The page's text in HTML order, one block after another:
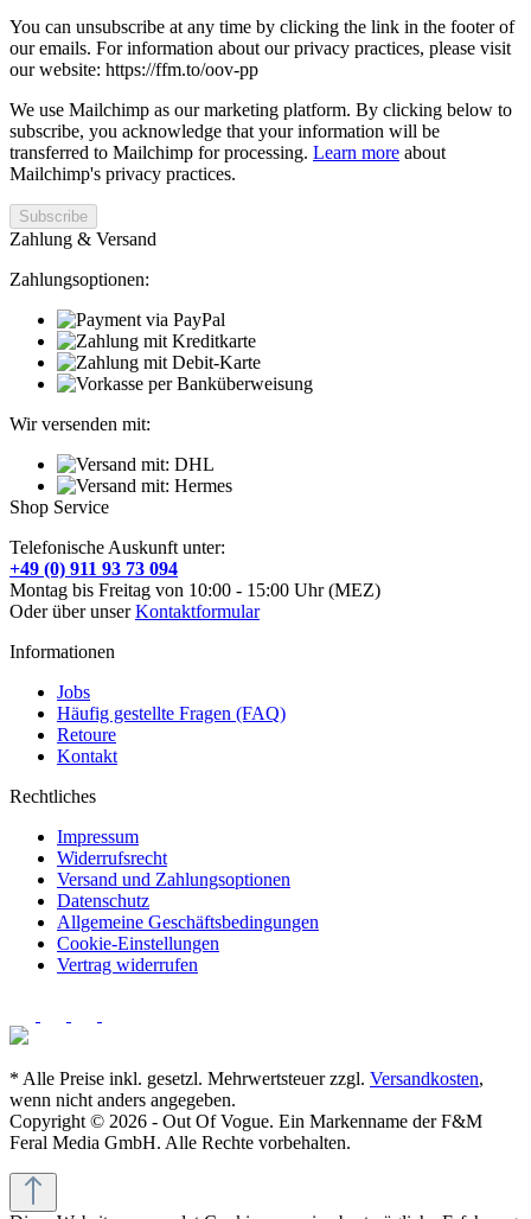
You can unsubscribe at any time by clicking the link in the footer of
our emails. For information about our privacy practices, please visit
our website: https://ffm.to/oov-pp
We use Mailchimp as our marketing platform. By clicking below to
subscribe, you acknowledge that your information will be
transferred to Mailchimp for processing. Learn more about
Mailchimp's privacy practices.
Zahlung & Versand
Zahlungsoptionen:
Wir versenden mit:
Shop Service
Telefonische Auskunft unter:
+49 (0) 911 93 73 094
Montag bis Freitag von 10:00 - 15:00 Uhr (MEZ)
Oder über unserKontaktformular
Informationen
Jobs
Häufig gestellte Fragen (FAQ)
Retoure
Kontakt
Rechtliches
Impressum
Widerrufsrecht
Versand und Zahlungsoptionen
Datenschutz
Allgemeine Geschäftsbedingungen
Cookie-Einstellungen
Vertrag widerrufen
* Alle Preise inkl. gesetzl. Mehrwertsteuer zzgl. Versandkosten,
wenn nicht anders angegeben.
Copyright © 2026 - Out Of Vogue. Ein Markenname der F&M
Feral Media GmbH. Alle Rechte vorbehalten.